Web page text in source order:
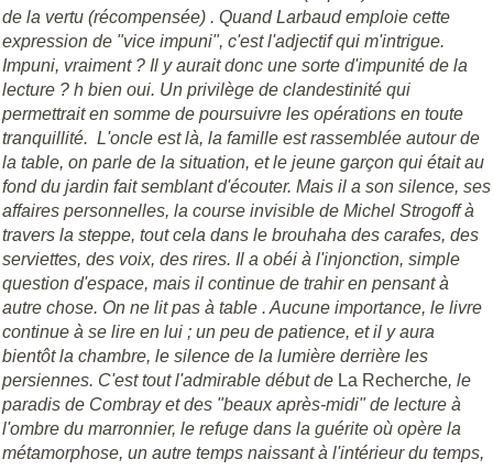
de la vertu (récompensée) . Quand Larbaud emploie cette
expression de "vice impuni", c'est l'adjectif qui m'intrigue.
Impuni, vraiment ? Il y aurait donc une sorte d'impunité de la
lecture ? h bien oui. Un privilège de clandestinité qui
permettrait en somme de poursuivre les opérations en toute
tranquillité. L'oncle est là, la famille est rassemblée autour de
la table, on parle de la situation, et le jeune garçon qui était au
fond du jardin fait semblant d'écouter. Mais il a son silence, ses
affaires personnelles, la course invisible de Michel Strogoff à
travers la steppe, tout cela dans le brouhaha des carafes, des
serviettes, des voix, des rires. Il a obéi à l'injonction, simple
question d'espace, mais il continue de trahir en pensant à
autre chose. On ne lit pas à table . Aucune importance, le livre
continue à se lire en lui ; un peu de patience, et il y aura
bientôt la chambre, le silence de la lumière derrière les
persiennes. C'est tout l'admirable début de La Recherche, le
paradis de Combray et des "beaux après-midi" de lecture à
l'ombre du marronnier, le refuge dans la guérite où opère la
métamorphose, un autre temps naissant à l'intérieur du temps,